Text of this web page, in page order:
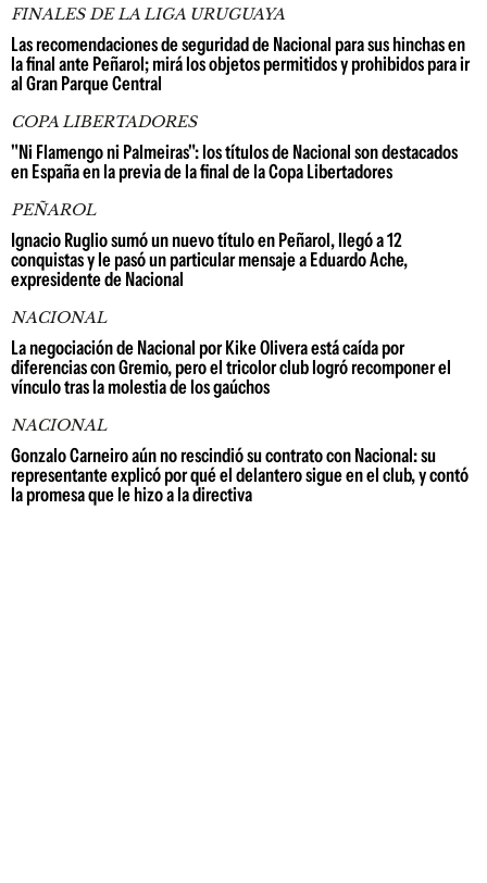
FINALES DE LA LIGA URUGUAYA
Las recomendaciones de seguridad de Nacional para sus hinchas en
la final ante Peñarol; mirá los objetos permitidos y prohibidos para ir
al Gran Parque Central
COPA LIBERTADORES
"Ni Flamengo ni Palmeiras": los títulos de Nacional son destacados
en España en la previa de la final de la Copa Libertadores
PEÑAROL
Ignacio Ruglio sumó un nuevo título en Peñarol, llegó a 12
conquistas y le pasó un particular mensaje a Eduardo Ache,
expresidente de Nacional
NACIONAL
La negociación de Nacional por Kike Olivera está caída por
diferencias con Gremio, pero el tricolor club logró recomponer el
vínculo tras la molestia de los gaúchos
NACIONAL
Gonzalo Carneiro aún no rescindió su contrato con Nacional: su
representante explicó por qué el delantero sigue en el club, y contó
la promesa que le hizo a la directiva